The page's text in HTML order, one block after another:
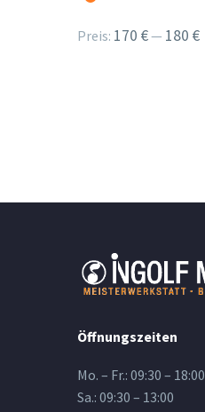
Min.
Max.
Preis: 170 €— 180 €
Öffnungszeiten
Mo. – Fr.: 09:30 – 18:00
Sa.: 09:30 – 13:00